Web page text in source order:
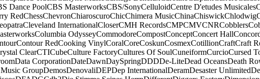
Dance PoolCBS MasterworksCBS/SonyCelluloidCentre D'etudes Musicales
RedChessChevronChiaroscuroChicChimera MusicChinaChiswickChlodwig
Cleveland InternationalCloserCMH RecordsCMPCMVCNRCobblers
Columbia OdysseyCommodoreCompostConceptConcert Hall
Contour RedCooking VinylCoralCoreCoskunCosmexCotillionCraftCraft
ClearCTICubeCulture FactoryCultures Of SoulCuneiformCurcioCursed
Data CorporationDateDawnDaySpringDDDDe-LiteDead OceansDeath
GroupDemosDenovaliDEPDep InternationalDeramDesaster Unlimited